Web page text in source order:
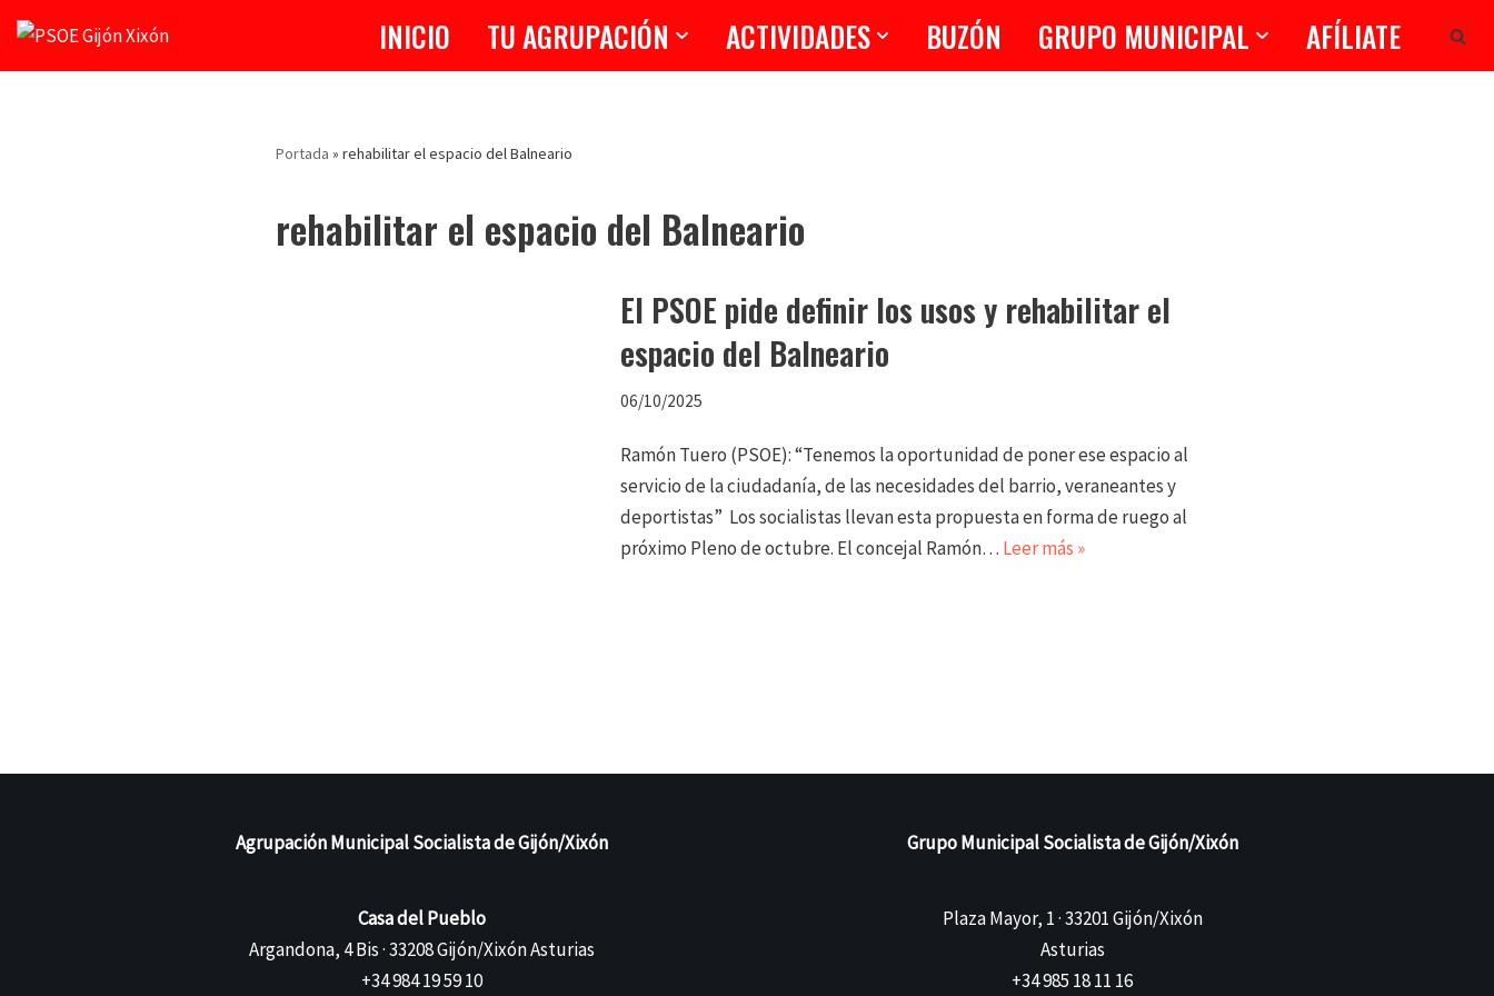
INICIO TU AGRUPACIÓN ACTIVIDADES BUZÓN GRUPO MUNICIPAL AFÍLIATE
Portada »rehabilitar el espacio del Balneario
rehabilitar el espacio del Balneario
El PSOE pide definir los usos y rehabilitar el
espacio del Balneario
06/10/2025
Ramón Tuero (PSOE): “Tenemos la oportunidad de poner ese espacio al
servicio de la ciudadanía, de las necesidades del barrio, veraneantes y
deportistas” Los socialistas llevan esta propuesta en forma de ruego al
próximo Pleno de octubre. El concejal Ramón… Leer más »
Agrupación Municipal Socialista de Gijón/Xixón
Casa del Pueblo
Argandona, 4 Bis · 33208 Gijón/Xixón Asturias
+34 984 19 59 10
Grupo Municipal Socialista de Gijón/Xixón
Plaza Mayor, 1 · 33201 Gijón/Xixón
Asturias
+34 985 18 11 16